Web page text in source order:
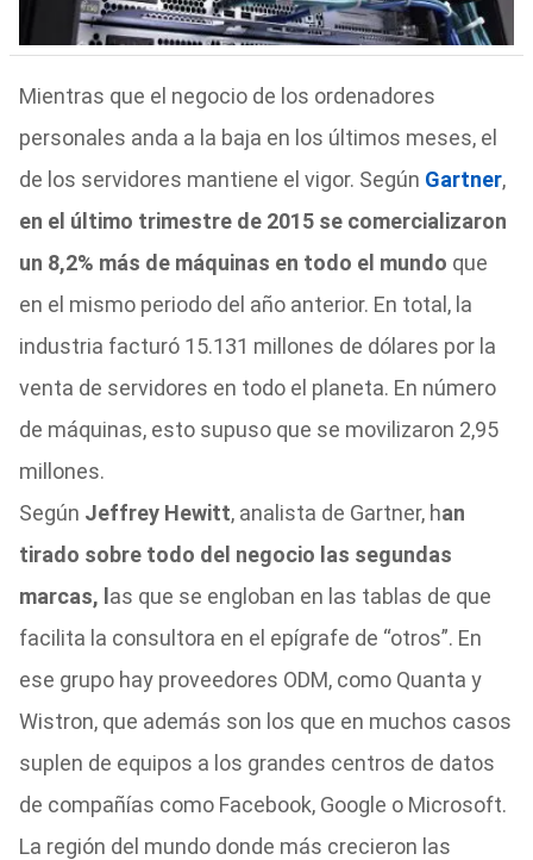
Mientras que el negocio de los ordenadores
personales anda a la baja en los últimos meses, el
de los servidores mantiene el vigor. Según Gartner,
en el último trimestre de 2015 se comercializaron
un 8,2% más de máquinas en todo el mundo que
en el mismo periodo del año anterior. En total, la
industria facturó 15.131 millones de dólares por la
venta de servidores en todo el planeta. En número
de máquinas, esto supuso que se movilizaron 2,95
millones.
Según Jeffrey Hewitt, analista de Gartner, han
tirado sobre todo del negocio las segundas
marcas, l as que se engloban en las tablas de que
facilita la consultora en el epígrafe de “otros”. En
ese grupo hay proveedores ODM, como Quanta y
Wistron, que además son los que en muchos casos
suplen de equipos a los grandes centros de datos
de compañías como Facebook, Google o Microsoft.
La región del mundo donde más crecieron las